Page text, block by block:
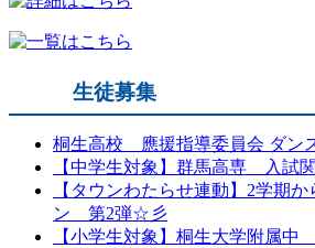
生徒募集
桐生高校 應援指導委員会 ダン
【中学生対象】群馬高専 入試
【タウンわたらせ連動】2学期
ン 第2弾☆彡
【小学生対象】桐生大学附属